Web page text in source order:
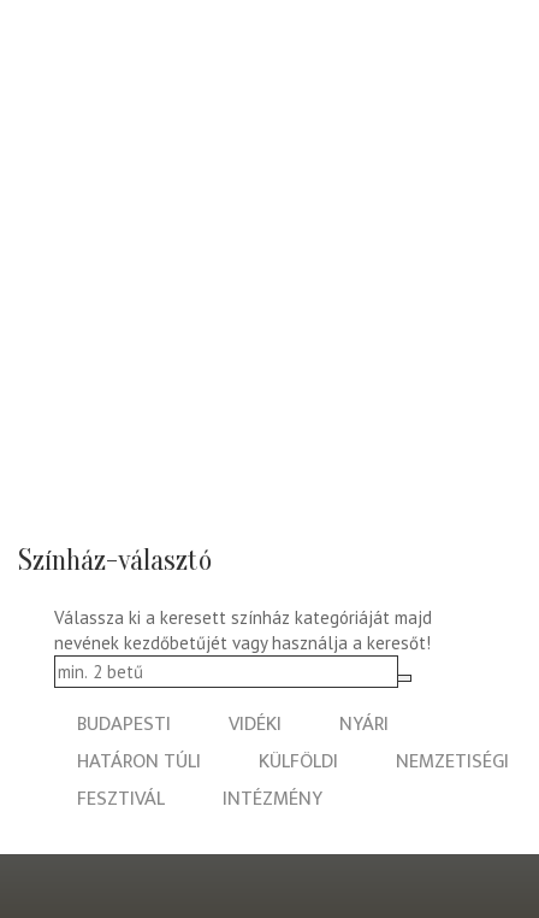
Színház-választó
Válassza ki a keresett színház kategóriáját majd
nevének kezdőbetűjét vagy használja a keresőt!
BUDAPESTI VIDÉKI
NYÁRI
HATÁRON TÚLI
KÜLFÖLDI
NEMZETISÉGI
FESZTIVÁL
INTÉZMÉNY